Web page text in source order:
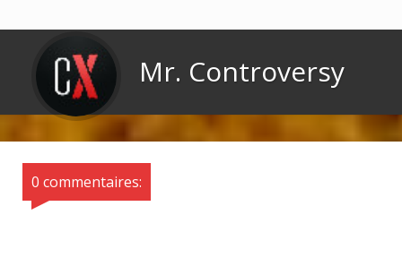
Mr. Controversy
0 commentaires: